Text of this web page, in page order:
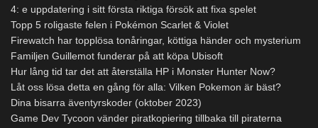
4: e uppdatering i sitt första riktiga försök att fixa spelet
Topp 5 roligaste felen i Pokémon Scarlet & Violet
Firewatch har topplösa tonåringar, köttiga händer och mysterium
Familjen Guillemot funderar på att köpa Ubisoft
Hur lång tid tar det att återställa HP i Monster Hunter Now?
Låt oss lösa detta en gång för alla: Vilken Pokemon är bäst?
Dina bisarra äventyrskoder (oktober 2023)
Game Dev Tycoon vänder piratkopiering tillbaka till piraterna